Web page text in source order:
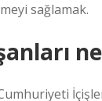
sağlamak.
İçişleri